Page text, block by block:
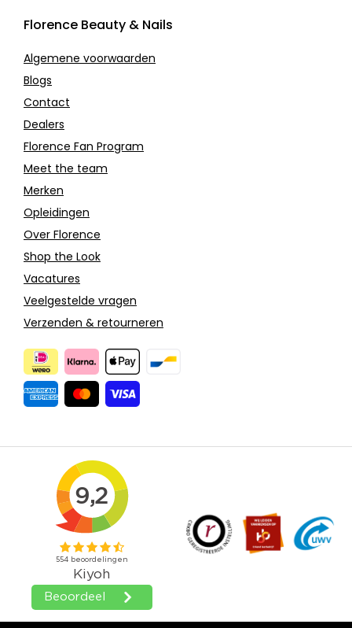
Florence Beauty & Nails
Algemene voorwaarden
Blogs
Contact
Dealers
Florence Fan Program
Meet the team
Merken
Opleidingen
Over Florence
Shop the Look
Vacatures
Veelgestelde vragen
Verzenden & retourneren